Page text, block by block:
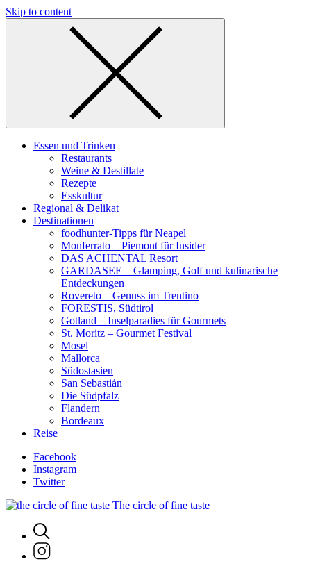
Skip to content
Essen und Trinken
Restaurants
Weine & Destillate
Rezepte
Esskultur
Regional & Delikat
Destinationen
foodhunter-Tipps für Neapel
Monferrato – Piemont für Insider
DAS ACHENTAL Resort
GARDASEE – Glamping, Golf und kulinarische
Entdeckungen
Rovereto – Genuss im Trentino
FORESTIS, Südtirol
Gotland – Inselparadies für Gourmets
St. Moritz – Gourmet Festival
Mosel
Mallorca
Südostasien
San Sebastián
Die Südpfalz
Flandern
Bordeaux
Reise
Facebook
Instagram
Twitter
The circle of fine taste